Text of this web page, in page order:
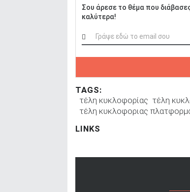
Σου άρεσε το θέμα που
καλύτερα!
TAGS:
τέλη κυκλοφορίας τέλη
τέλη κυκλοφοριας
LINKS